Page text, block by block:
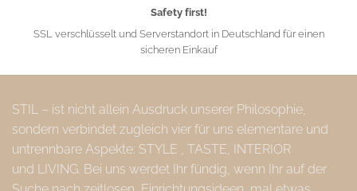
Safety first!
SSL verschlüsselt und Serverstandort in Deutschland für einen
sicheren Einkauf
STIL – ist nicht allein Ausdruck unserer Philosophie,
sondern verbindet zugleich vier für uns elementare und
untrennbare Aspekte: STYLE , TASTE, INTERIOR
und LIVING. Bei uns werdet Ihr fündig, wenn Ihr auf der